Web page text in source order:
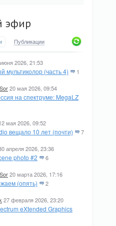
эфир
Публикации
2026, 21:53
мультиколор (часть 4) 1
20 мая 2026, 09:54
на спектруме: MegaLZ
мая 2026, 09:52
вещало 10 лет (почти) 7
апреля 2026, 23:36
photo #2 6
20 марта 2026, 17:16
(опять) 2
27 февраля 2026, 23:20
eXtended Graphics